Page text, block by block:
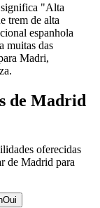
"Alta
trem de alta
espanhola
muitas das
Madri,
de Madrid
oferecidas
de Madrid para